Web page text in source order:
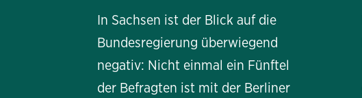
In Sachsen ist der Blick auf die
Bundesregierung überwiegend
negativ: Nicht einmal ein Fünftel
der Befragten ist mit der Berliner